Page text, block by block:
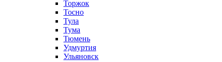
Торжок
Тосно
Тула
Тума
Тюмень
Удмуртия
Ульяновск